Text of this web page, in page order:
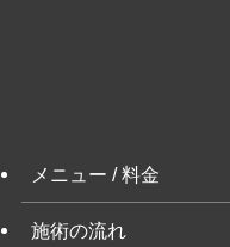
メニュー / 料金
施術の流れ